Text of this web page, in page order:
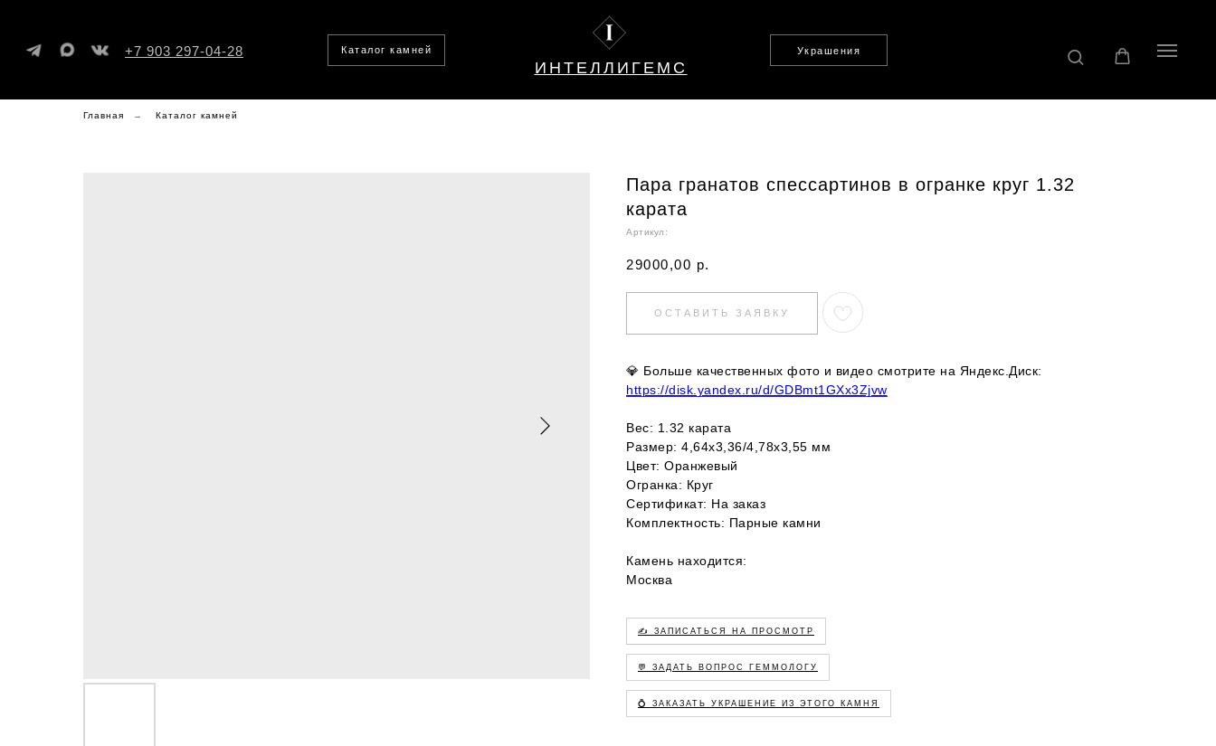
ИНТЕЛЛИГЕМС
Украшения
Каталог камней
+7 903 297-04-28
Главная → Каталог камней
Пара гранатов спессартинов в огранке круг 1.32
карата
Артикул:
29000,00 р.
ОСТАВИТЬ ЗАЯВКУ
💎 Больше качественных фото и видео смотрите на Яндекс.Диск:
https://disk.yandex.ru/d/GDBmt1GXx3Zjvw
Вес: 1.32 карата
Размер: 4,64x3,36/4,78x3,55 мм
Цвет: Оранжевый
Огранка: Круг
Сертификат: На заказ
Комплектность: Парные камни
Камень находится:
Москва
✍️ ЗАПИСАТЬСЯ НА ПРОСМОТР
💬 ЗАДАТЬ ВОПРОС ГЕММОЛОГУ
💍 ЗАКАЗАТЬ УКРАШЕНИЕ ИЗ ЭТОГО КАМНЯ